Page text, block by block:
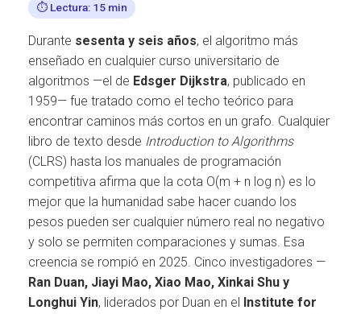
⏱️ Lectura: 15 min
Durante sesenta y seis años, el algoritmo más
enseñado en cualquier curso universitario de
algoritmos —el de Edsger Dijkstra, publicado en
1959— fue tratado como el techo teórico para
encontrar caminos más cortos en un grafo. Cualquier
libro de texto desde Introduction to Algorithms
(CLRS) hasta los manuales de programación
competitiva afirma que la cota O(m + n log n) es lo
mejor que la humanidad sabe hacer cuando los
pesos pueden ser cualquier número real no negativo
y solo se permiten comparaciones y sumas. Esa
creencia se rompió en 2025. Cinco investigadores —
Ran Duan, Jiayi Mao, Xiao Mao, Xinkai Shu y
Longhui Yin, liderados por Duan en el
Institute for